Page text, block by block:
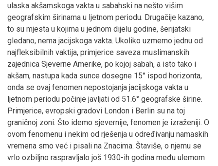
ulaska akšamskoga vakta u sabahski na nešto višim
geografskim širinama u ljetnom periodu. Drugačije kazano,
to su mjesta u kojima u jednom dijelu godine, šerijatski
gledano, nema jacijskoga vakta. Ukoliko uzmemo jednu od
najfleksibilnih vaktija, primjerice saveza muslimanskih
zajednica Sjeverne Amerike, po kojoj sabah, a isto tako i
akšam, nastupa kada sunce dosegne 15° ispod horizonta,
onda se ovaj fenomen nepostojanja jacijskoga vakta u
ljetnom periodu počinje javljati od 51.6° geografske širine.
Primjerice, evropski gradovi London i Berlin su na toj
graničnoj zoni. Što idemo sjevernije, fenomen je izraženiji. O
ovom fenomenu i nekim od rješenja u određivanju namaskih
vremena smo već i pisali na Znacima. Štaviše, o njemu se
vrlo ozbiljno raspravljalo još 1930-ih godina među ulemom